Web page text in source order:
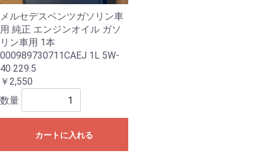
メルセデスベンツガソリン車
用 純正 エンジンオイル ガソ
リン車用 1本
000989730711CAEJ 1L 5W-
40 229.5
￥2,550
数量
カートに入れる